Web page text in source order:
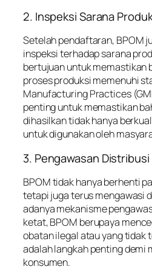
2. Inspeksi Sarana
Setelah pendaftaran, BPOM
inspeksi terhadap sarana
bertujuan untuk memastikan
proses produksi memenuhi
Manufacturing Practices
penting untuk memastikan
dihasilkan tidak hanya
untuk digunakan oleh
3. Pengawasan Distribusi
BPOM tidak hanya berhenti
tetapi juga terus mengawasi
adanya mekanisme
ketat, BPOM berupaya
obatan ilegal atau yang tidak
adalah langkah penting demi
konsumen.